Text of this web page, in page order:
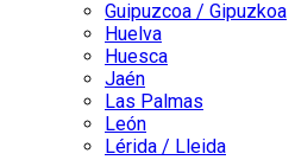
Guipuzcoa / Gipuzkoa
Huelva
Huesca
Jaén
Las Palmas
León
Lérida / Lleida